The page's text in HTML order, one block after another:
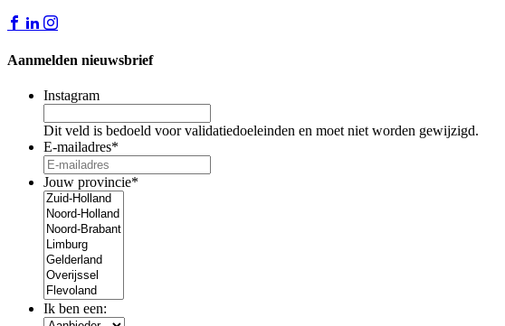
Aanmelden nieuwsbrief
Instagram
Dit veld is bedoeld voor validatiedoeleinden en moet niet worden gewijzigd.
E-mailadres*
Jouw provincie*
Ik ben een: